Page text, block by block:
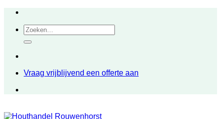
inhoudZoeken
naar:
Vraag vrijblijvend een offerte aan